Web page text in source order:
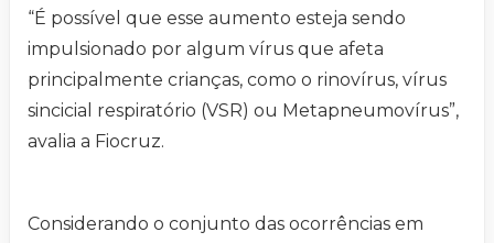
“É possível que esse aumento esteja sendo
impulsionado por algum vírus que afeta
principalmente crianças, como o rinovírus, vírus
sincicial respiratório (VSR) ou Metapneumovírus”,
avalia a Fiocruz.
Considerando o conjunto das ocorrências em